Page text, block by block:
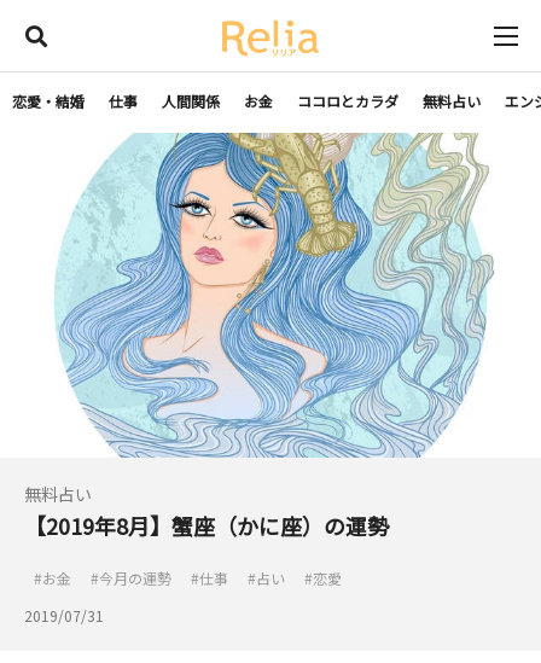
恋愛・結婚 仕事 人間関係 お金 ココロとカラダ 無料占い エン
無料占い
【2019年8月】蟹座（かに座）の運勢
お金 今月の運勢 仕事 占い
恋愛
2019/07/31